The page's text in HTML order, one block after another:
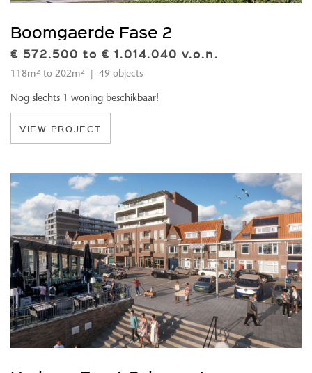
Boomgaerde Fase 2
€ 572.500 to € 1.014.040 v.o.n.
118m² to 202m² | 49 objects
Nog slechts 1 woning beschikbaar!
VIEW PROJECT